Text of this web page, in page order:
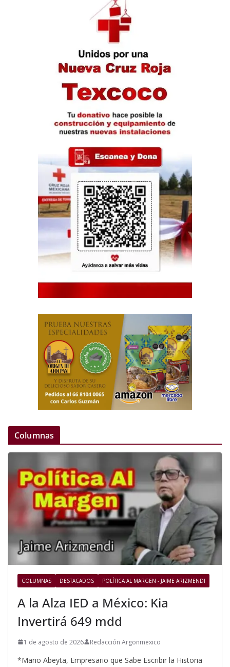
Columnas
COLUMNAS DESTACADOS POLÍTICA AL MARGEN - JAIME ARIZMENDI
A la Alza IED a México: Kia
Invertirá 649 mdd
1 de agosto de 2026 Redacción Argonmexico
*Mario Abeyta, Empresario que Sabe Escribir la Historia